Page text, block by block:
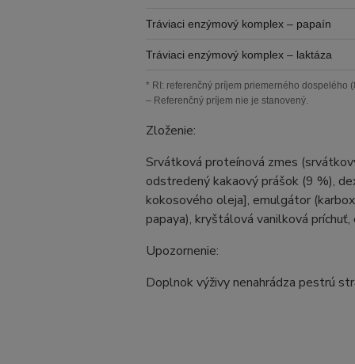
Tráviaci enzýmový komplex – papaín
Tráviaci enzýmový komplex – laktáza
* RI: referenčný príjem priemerného dospelého
– Referenčný príjem nie je stanovený.
Zloženie:
Srvátková proteínová zmes
odstredený kakaový prášok (9 %),
kokosového oleja], emulgátor
papaya), kryštálová vanilková
Upozornenie:
Doplnok výživy nenahrádza pestrú